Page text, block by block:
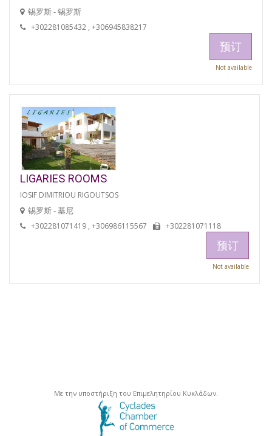
锡罗斯 - 锡罗斯
+302281085432 , +306945838217
预订
Not available
LIGARIES ROOMS
IOSIF DIMITRIOU RIGOUTSOS
锡罗斯 - 基尼
+302281071419 , +306986115567 +302281071118
预订
Not available
Με την υποστήριξη του Επιμελητηρίου Κυκλάδων.